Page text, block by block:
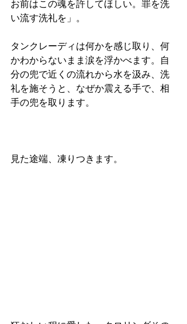
お前はこの魂を許してほしい。罪を洗
い流す洗礼を」。
タンクレーディは何かを感じ取り、何
かわからないまま涙を浮かべます。自
分の兜で近くの流れから水を汲み、洗
礼を施そうと、なぜか震える手で、相
手の兜を取ります。
見た途端、凍りつきます。